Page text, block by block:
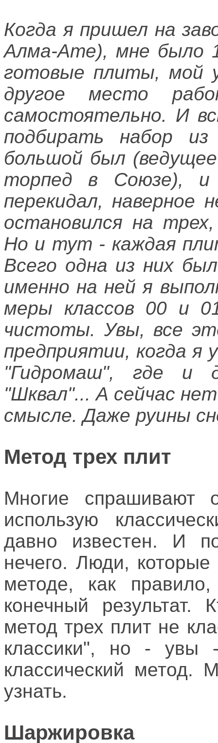
Когда я пришел на
Алма-Ате), мне было
готовые плиты, мой
другое место
самостоятельно. И
подбирать набор
большой был
торпед в Союзе),
перекидал, наверное
остановился на
Но и тут - каждая
Всего одна из них
именно на ней я
меры классов 00 и
чистоты. Увы, все
предприятии, когда я
"Гидромаш", где и
"Шквал"... А сейчас
смысле. Даже руины
Метод трех плит
Многие
использую
давно известен. И
нечего. Люди,
методе, как
конечный результат.
метод трех плит не
классики", но - увы
классический метод.
узнать.
Шаржировка